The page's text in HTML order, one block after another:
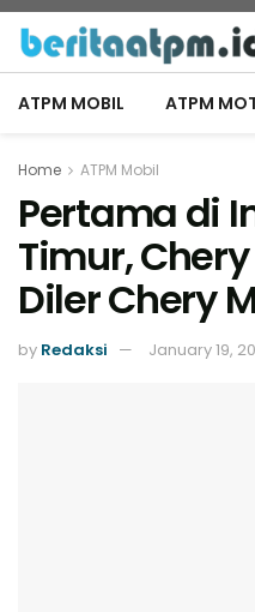
ATPM MOBIL ATPM
Home ATPM Mobil
Pertama di
Timur,
Diler Chery
by Redaksi January 19,